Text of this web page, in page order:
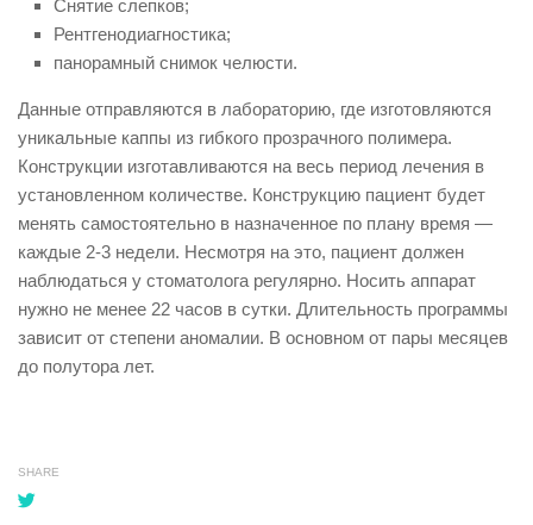
Снятие слепков;
Рентгенодиагностика;
панорамный снимок челюсти.
Данные отправляются в лабораторию, где изготовляются
уникальные каппы из гибкого прозрачного полимера.
Конструкции изготавливаются на весь период лечения в
установленном количестве. Конструкцию пациент будет
менять самостоятельно в назначенное по плану время —
каждые 2-3 недели. Несмотря на это, пациент должен
наблюдаться у стоматолога регулярно. Носить аппарат
нужно не менее 22 часов в сутки. Длительность программы
зависит от степени аномалии. В основном от пары месяцев
до полутора лет.
SHARE